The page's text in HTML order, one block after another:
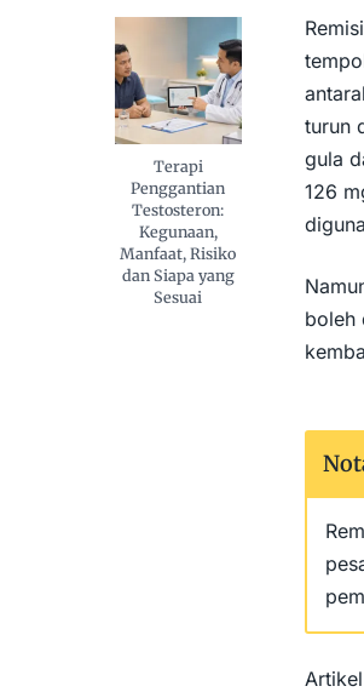
Terapi
Penggantian
Testosteron:
Kegunaan,
Manfaat, Risiko
dan Siapa yang
Sesuai
turun
gula
126
boleh